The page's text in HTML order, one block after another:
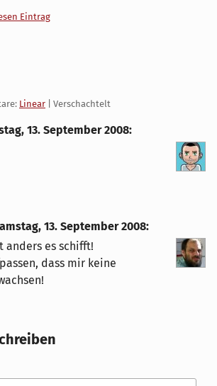
Eintrag
Linear | Verschachtelt
13. September 2008:
13. September 2008:
anders es schifft!
dass mir keine